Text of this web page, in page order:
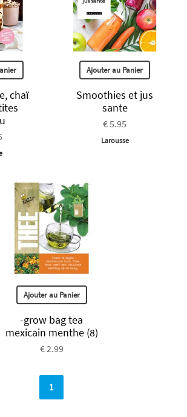
chaï
Ajouter au Panier
Smoothies et jus
sante
€ 5.95
Larousse
Ajouter au Panier
-grow bag tea
mexicain menthe (8)
€ 2.99
1